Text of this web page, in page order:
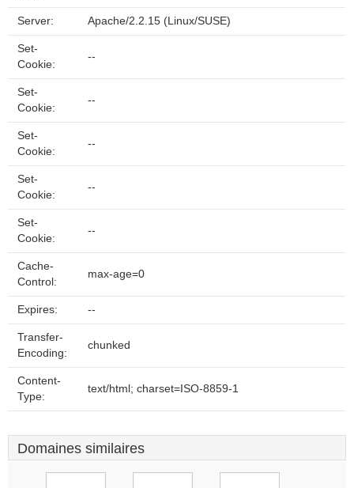
Server: Apache/2.2.15 (Linux/SUSE)
Set-
Cookie:
--
Set-
Cookie:
--
Set-
Cookie:
--
Set-
Cookie:
--
Set-
Cookie:
--
Cache-
Control:
max-age=0
Expires: --
Transfer-
Encoding:
chunked
Content-
Type:
text/html; charset=ISO-8859-1
Domaines similaires